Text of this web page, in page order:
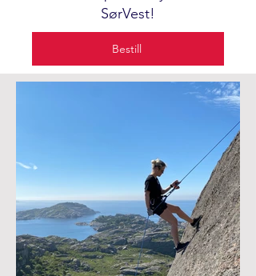
SørVest!
Bestill